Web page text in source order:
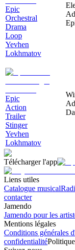
Epic
Orchestral
Drama
Loop
Yevhen
Lokhmatov
Epic
Action
Trailer
Stinger
Yevhen
Lokhmatov
Télécharger l'app
Liens utiles
Catalogue musical
contacter
Jamendo
Jamendo pour les
Mentions légales
Conditions générales
confidentialité